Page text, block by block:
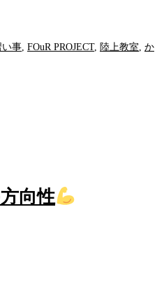
い事 FOuR PROJECT, 陸上教室 か
向性